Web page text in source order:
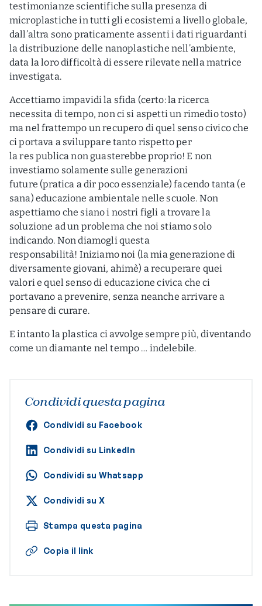
testimonianze scientifiche sulla presenza di
microplastiche in tutti gli ecosistemi a livello globale,
dall’altra sono praticamente assenti i dati riguardanti
la distribuzione delle nanoplastiche nell’ambiente,
data la loro difficoltà di essere rilevate nella matrice
investigata.
Accettiamo impavidi la sfida (certo: la ricerca
necessita di tempo, non ci si aspetti un rimedio tosto)
ma nel frattempo un recupero di quel senso civico che
ci portava a sviluppare tanto rispetto per
la res publica non guasterebbe proprio! E non
investiamo solamente sulle generazioni
future (pratica a dir poco essenziale) facendo tanta (e
sana) educazione ambientale nelle scuole. Non
aspettiamo che siano i nostri figli a trovare la
soluzione ad un problema che noi stiamo solo
indicando. Non diamogli questa
responsabilità! Iniziamo noi (la mia generazione di
diversamente giovani, ahimè) a recuperare quei
valori e quel senso di educazione civica che ci
portavano a prevenire, senza neanche arrivare a
pensare di curare.
E intanto la plastica ci avvolge sempre più, diventando
come un diamante nel tempo … indelebile.
Condividi questa pagina
Condividi su Facebook
Condividi su LinkedIn
Condividi su Whatsapp
Condividi su X
Stampa questa pagina
Copia il link